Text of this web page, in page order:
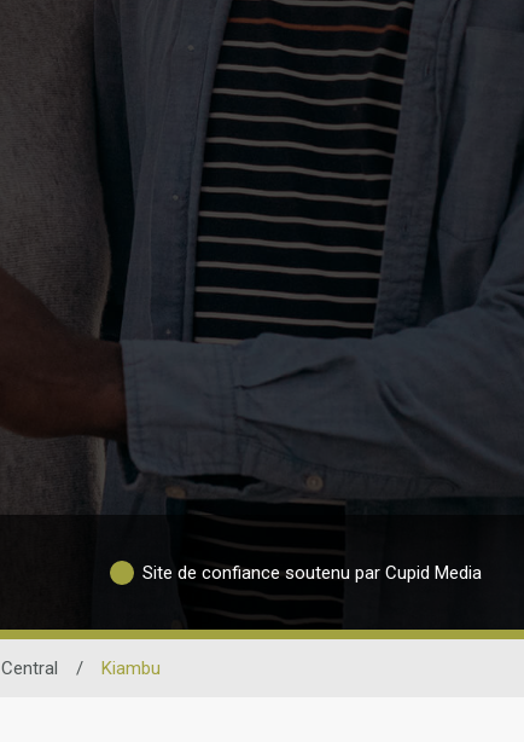
Site de confiance soutenu par Cupid Media
Central / Kiambu